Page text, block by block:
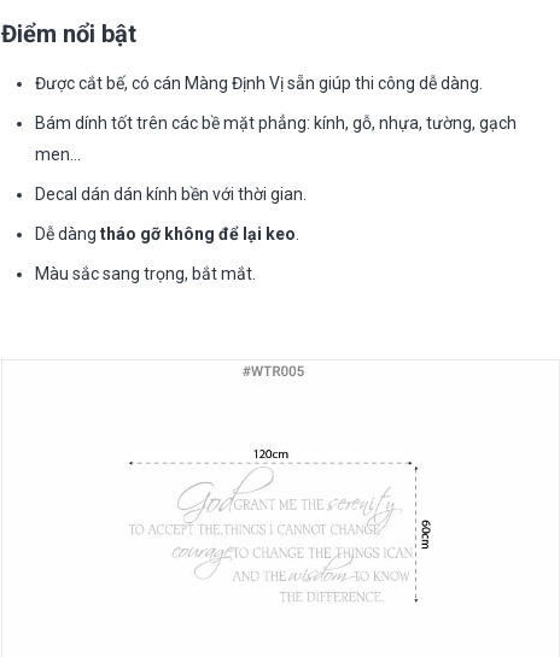
Điểm nổi bật
Được cắt bế, có cán Màng Định Vị sẵn giúp thi công dễ dàng.
Bám dính tốt trên các bề mặt phẳng: kính, gỗ, nhựa, tường, gạch
men…
Decal dán dán kính bền với thời gian.
Dễ dàng tháo gỡ không để lại keo
Màu sắc sang trọng, bắt mắt.